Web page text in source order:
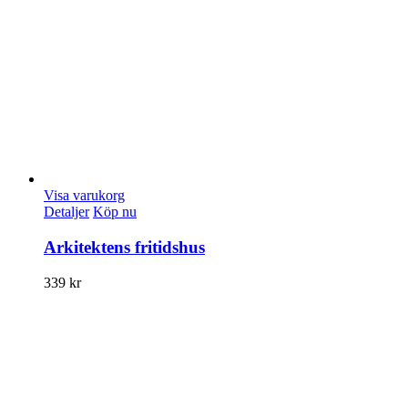
Visa varukorg
Detaljer Köp nu
Arkitektens fritidshus
339 kr